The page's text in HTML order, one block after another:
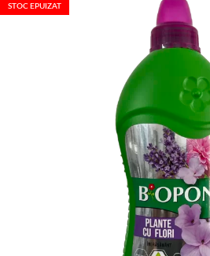
STOC EPUIZAT